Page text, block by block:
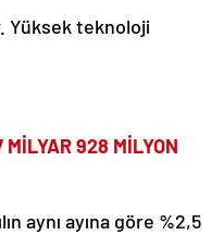
Yüksek teknoloji
928 MİLYON
aynı ayına göre %2,5